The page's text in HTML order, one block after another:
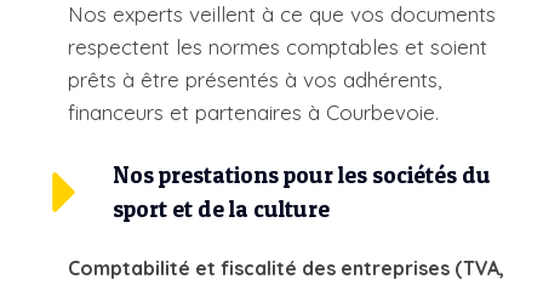
Nos experts veillent à ce que vos documents
respectent les normes comptables et soient
prêts à être présentés à vos adhérents,
financeurs et partenaires à Courbevoie.
Nos prestations pour les sociétés du
sport et de la culture
Comptabilité et fiscalité des entreprises (TVA,